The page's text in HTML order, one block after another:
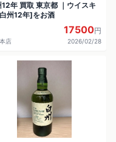
12年 買取 東京都 ｜ウイスキ
州12年]をお酒
17500円
店 2026/02/28